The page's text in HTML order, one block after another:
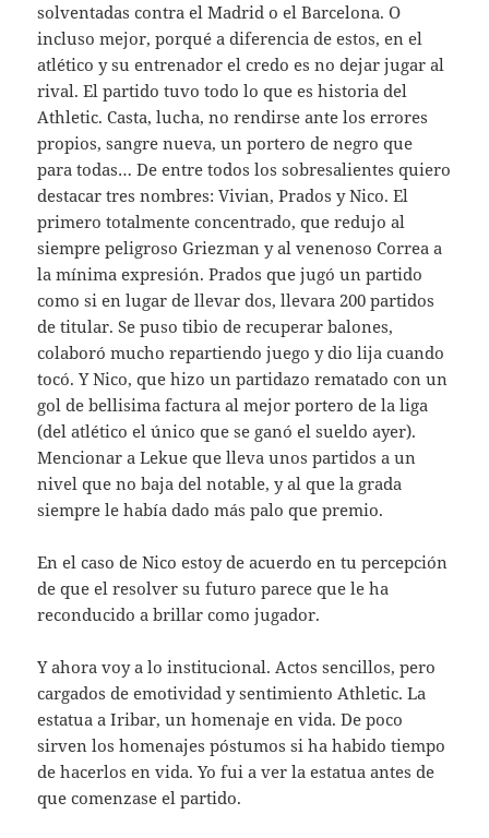
solventadas contra el Madrid o el Barcelona. O
incluso mejor, porqué a diferencia de estos, en el
atlético y su entrenador el credo es no dejar jugar al
rival. El partido tuvo todo lo que es historia del
Athletic. Casta, lucha, no rendirse ante los errores
propios, sangre nueva, un portero de negro que
para todas… De entre todos los sobresalientes quiero
destacar tres nombres: Vivian, Prados y Nico. El
primero totalmente concentrado, que redujo al
siempre peligroso Griezman y al venenoso Correa a
la mínima expresión. Prados que jugó un partido
como si en lugar de llevar dos, llevara 200 partidos
de titular. Se puso tibio de recuperar balones,
colaboró mucho repartiendo juego y dio lija cuando
tocó. Y Nico, que hizo un partidazo rematado con un
gol de bellisima factura al mejor portero de la liga
(del atlético el único que se ganó el sueldo ayer).
Mencionar a Lekue que lleva unos partidos a un
nivel que no baja del notable, y al que la grada
siempre le había dado más palo que premio.
En el caso de Nico estoy de acuerdo en tu percepción
de que el resolver su futuro parece que le ha
reconducido a brillar como jugador.
Y ahora voy a lo institucional. Actos sencillos, pero
cargados de emotividad y sentimiento Athletic. La
estatua a Iribar, un homenaje en vida. De poco
sirven los homenajes póstumos si ha habido tiempo
de hacerlos en vida. Yo fui a ver la estatua antes de
que comenzase el partido.